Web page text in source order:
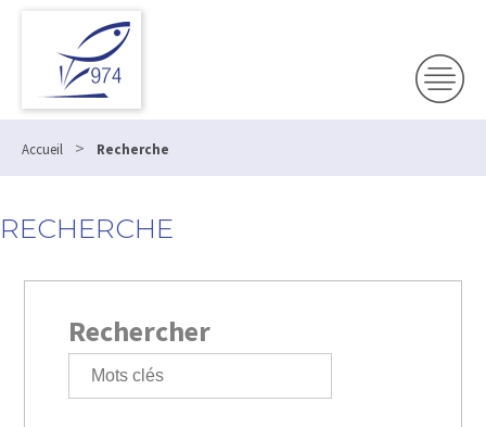
Accueil > Recherche
RECHERCHE
Rechercher